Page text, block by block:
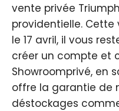
vente privée
providentielle.
le 17 avril, il vous
créer un compte et
Showroomprivé, en
offre la garantie de
déstockages